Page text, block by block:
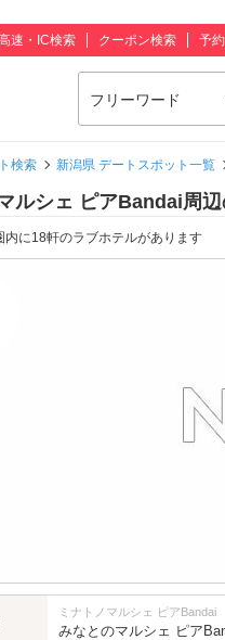
速・IC検索 クーポン検索 予
フリーワード
検索 新潟県 デートスポット一覧
ルシェ ピアBandai周
内に18軒のラブホテルがあります
ミナトノマルシェ ピアBandai
みなとのマルシェ ピア